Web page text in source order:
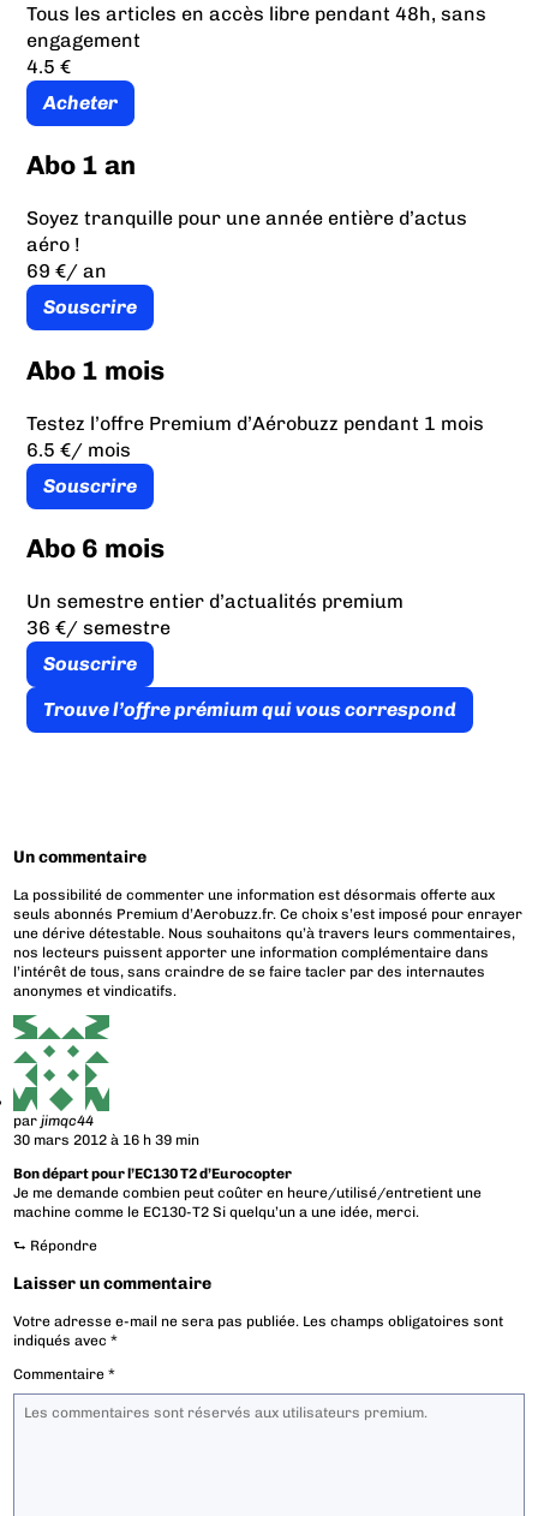
Tous les articles en accès libre pendant 48h, sans
engagement
4.5 €
Acheter
Abo 1 an
Soyez tranquille pour une année entière d’actus
aéro !
69 €/ an
Souscrire
Abo 1 mois
Testez l’offre Premium d’Aérobuzz pendant 1 mois
6.5 €/ mois
Souscrire
Abo 6 mois
Un semestre entier d’actualités premium
36 €/ semestre
Souscrire
Trouve l’offre prémium qui vous correspond
Un commentaire
La possibilité de commenter une information est désormais offerte aux
seuls abonnés Premium d’Aerobuzz.fr. Ce choix s’est imposé pour enrayer
une dérive détestable. Nous souhaitons qu’à travers leurs commentaires,
nos lecteurs puissent apporter une information complémentaire dans
l’intérêt de tous, sans craindre de se faire tacler par des internautes
anonymes et vindicatifs.
parjimqc44
30 mars 2012 à 16 h 39 min
Bon départ pour l’EC130 T2 d’Eurocopter
Je me demande combien peut coûter en heure/utilisé/entretient une
machine comme le EC130-T2 Si quelqu’un a une idée, merci.
⮑ Répondre
Laisser un commentaire
Votre adresse e-mail ne sera pas publiée. Les champs obligatoires sont
indiqués avec*
Commentaire*